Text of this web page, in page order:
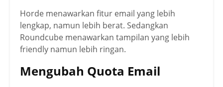
Horde menawarkan fitur email yang lebih
lengkap, namun lebih berat. Sedangkan
Roundcube menawarkan tampilan yang lebih
friendly namun lebih ringan.
Mengubah Quota Email